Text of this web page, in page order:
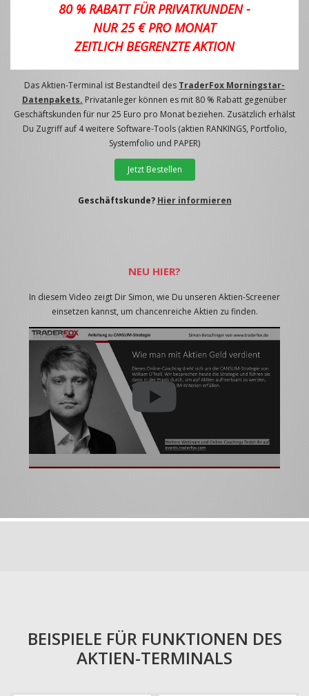
80 % RABATT FÜR PRIVATKUNDEN -
NUR 25 € PRO MONAT
ZEITLICH BEGRENZTE AKTION
Das Aktien-Terminal ist Bestandteil des TraderFox Morningstar-
Datenpakets. Privatanleger können es mit 80 % Rabatt gegenüber
Geschäftskunden für nur 25 Euro pro Monat beziehen. Zusätzlich erhälst
Du Zugriff auf 4 weitere Software-Tools (aktien RANKINGS, Portfolio,
Systemfolio und PAPER)
Jetzt Bestellen
Geschäftskunde? Hier informieren
NEU HIER?
In diesem Video zeigt Dir Simon, wie Du unseren Aktien-Screener
einsetzen kannst, um chancenreiche Aktien zu finden.
BEISPIELE FÜR FUNKTIONEN DES
AKTIEN-TERMINALS